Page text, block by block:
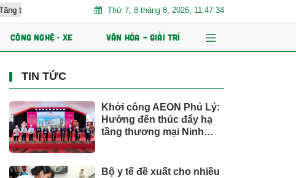
và ổn định bền vững Chứng khoán Kafi chuẩn bị IPO 125 triệu cổ
Thứ 7, 8 tháng 8, 2026, 11:47:36
CÔNG NGHỆ - XE VĂN HÓA – GIẢI TRÍ
TIN TỨC
Khởi công AEON Phủ Lý:
Hướng đến thúc đẩy hạ
tầng thương mại Ninh
Bộ y tế đề xuất cho nhiều